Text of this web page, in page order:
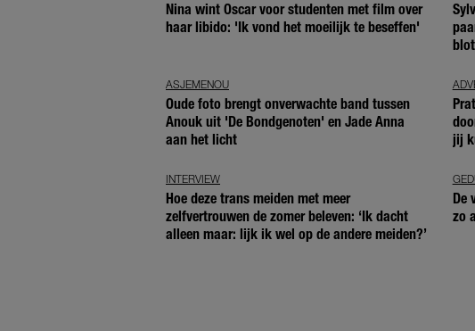
Nina wint Oscar voor studenten met film over
haar libido: 'Ik vond het moeilijk te beseffen'
ASJEMENOU
Oude foto brengt onverwachte band tussen
Anouk uit 'De Bondgenoten' en Jade Anna
aan het licht
jij
INTERVIEW
Hoe deze trans meiden met meer
zelfvertrouwen de zomer beleven: ‘Ik dacht
alleen maar: lijk ik wel op de andere meiden?’
De
zo